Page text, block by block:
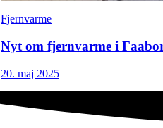
Fjernvarme
Nyt om fjernvarme i
20. maj 2025